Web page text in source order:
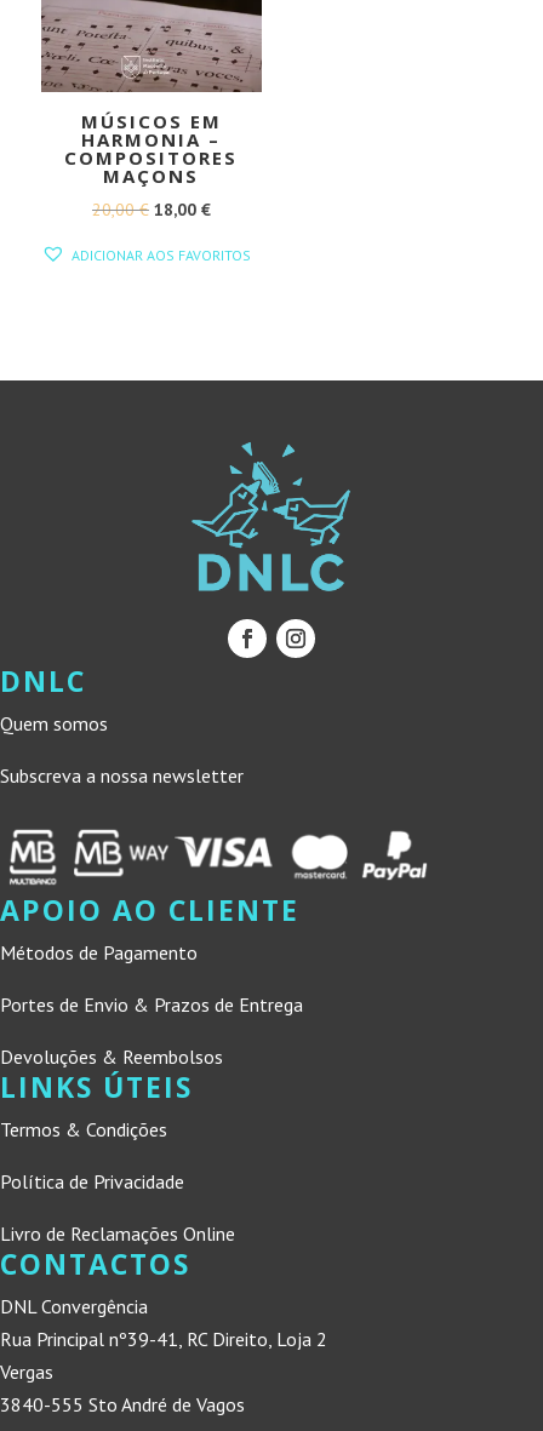
MÚSICOS EM
HARMONIA –
COMPOSITORES
MAÇONS
20,00€ O
18,00 €O
ADICIONAR AOS FAVORITOS
DNLC
Quem somos
Subscreva a nossa newsletter
APOIO AO CLIENTE
Métodos de Pagamento
Portes de Envio & Prazos de Entrega
Devoluções & Reembolsos
LINKS ÚTEIS
Termos & Condições
Política de Privacidade
Livro de Reclamações Online
CONTACTOS
DNL Convergência
Rua Principal nº39-41, RC Direito, Loja 2
Vergas
3840-555 Sto André de Vagos